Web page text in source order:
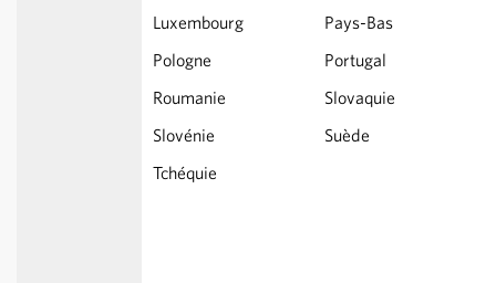
Luxembourg
Pays-Bas
Pologne
Portugal
Roumanie
Slovaquie
Slovénie
Suède
Tchéquie